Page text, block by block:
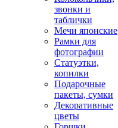
звонки и
таблички
Мечи японские
Рамки для
фотографии
Статуэтки,
копилки
Подарочные
пакеты, сумки
Декоративные
цветы